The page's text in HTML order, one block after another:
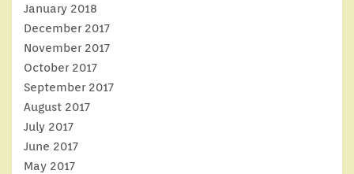
January 2018
December 2017
November 2017
October 2017
September 2017
August 2017
July 2017
June 2017
May 2017